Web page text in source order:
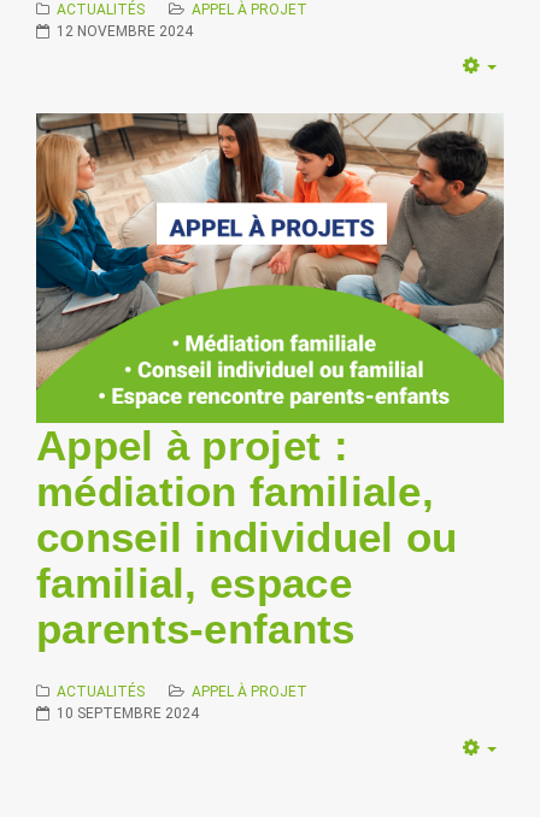
ACTUALITÉS
APPEL À PROJET
12 NOVEMBRE 2024
Appel à projet :
médiation familiale,
conseil individuel ou
familial, espace
parents-enfants
ACTUALITÉS
APPEL À PROJET
10 SEPTEMBRE 2024